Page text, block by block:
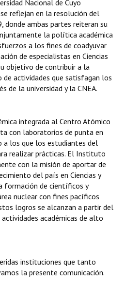
Nacional de Cuyo
reflejan en la resolución del
donde ambas partes reiteran su
la política académica
a los fines de coadyuvar
de especialistas en Ciencias
objetivo de contribuir a la
de actividades que satisfagan los
de la universidad y la CNEA.
integrada al Centro Atómico
con laboratorios de punta en
a los que los estudiantes del
realizar prácticas. El Instituto
con la misión de aportar de
del país en Ciencias y
formación de científicos y
nuclear con fines pacíficos
logros se alcanzan a partir del
académicas de alto
instituciones que tanto
la presente comunicación.